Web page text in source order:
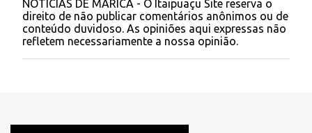
o
s
t
a
r
NOTÍCIAS DE MARICÁ - O Itaipuaçu Site reserva o
direito de não publicar comentários anônimos ou de
conteúdo duvidoso. As opiniões aqui expressas não
refletem necessariamente a nossa opinião.